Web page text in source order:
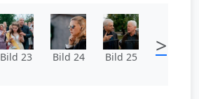
Bild 23 Bild 24 Bild 25 >